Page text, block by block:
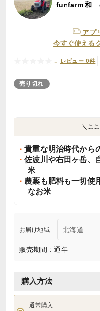
funfarm 和
アプ
今すぐ使える
- レビュー 0件
売り切れ
＼こ
貴重な明治時代か
佐波川や右田ヶ岳、
米
農薬も肥料も一切使
なお米
お届け地域
販売期間：通年
購入方法
通常購入